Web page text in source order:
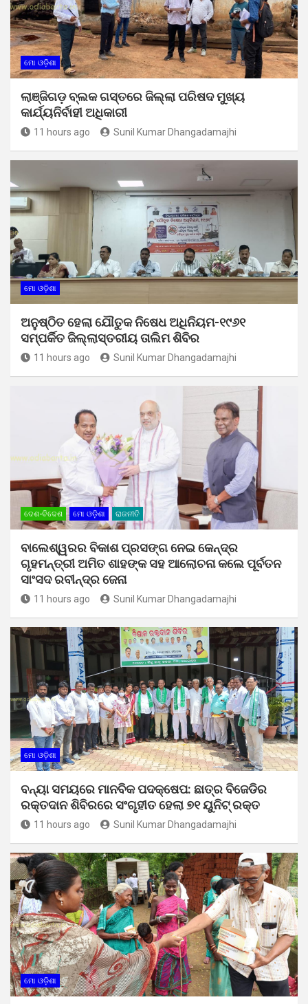
ମୋ ଓଡ଼ିଶା
ଲାଞ୍ଜିଗଡ଼ ବ୍ଲକ ଗସ୍ତରେ ଜିଲ୍ଲା ପରିଷଦ ମୁଖ୍ୟ
କାର୍ଯ୍ୟନିର୍ବାହୀ ଅଧିକାରୀ
11 hours ago Sunil Kumar Dhangadamajhi
ମୋ ଓଡ଼ିଶା
ଅନୁଷ୍ଠିତ ହେଲା ଯୌତୁକ ନିଷେଧ ଅଧିନିୟମ-୧୯୬୧
ସମ୍ପର୍କିତ ଜିଲ୍ଲାସ୍ତରୀୟ ତାଲିମ ଶିବିର
11 hours ago Sunil Kumar Dhangadamajhi
ଦେଶ-ବିଦେଶ ମୋ ଓଡ଼ିଶା ରାଜନୀତି
ବାଲେଶ୍ୱରର ବିକାଶ ପ୍ରସଙ୍ଗ ନେଇ କେନ୍ଦ୍ର
ଗୃହମନ୍ତ୍ରୀ ଅମିତ ଶାହଙ୍କ ସହ ଆଲୋଚନା କଲେ ପୂର୍ବତନ
ସାଂସଦ ରବୀନ୍ଦ୍ର ଜେନା
11 hours ago Sunil Kumar Dhangadamajhi
ମୋ ଓଡ଼ିଶା
ବନ୍ୟା ସମୟରେ ମାନବିକ ପଦକ୍ଷେପ: ଛାତ୍ର ବିଜେଡିର
ରକ୍ତଦାନ ଶିବିରରେ ସଂଗୃହୀତ ହେଲା ୭୧ ୟୁନିଟ୍ ରକ୍ତ
11 hours ago Sunil Kumar Dhangadamajhi
ମୋ ଓଡ଼ିଶା